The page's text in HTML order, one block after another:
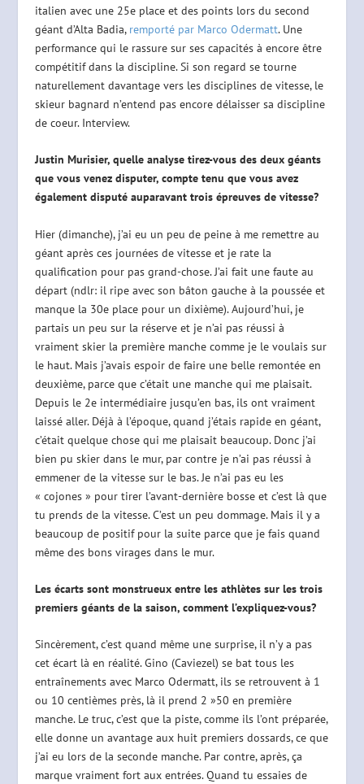
italien avec une 25e place et des points lors du second
géant d’Alta Badia, remporté par Marco Odermatt. Une
performance qui le rassure sur ses capacités à encore être
compétitif dans la discipline. Si son regard se tourne
naturellement davantage vers les disciplines de vitesse, le
skieur bagnard n’entend pas encore délaisser sa discipline
de coeur. Interview.
Justin Murisier, quelle analyse tirez-vous des deux géants
que vous venez disputer, compte tenu que vous avez
également disputé auparavant trois épreuves de vitesse?
Hier (dimanche), j’ai eu un peu de peine à me remettre au
géant après ces journées de vitesse et je rate la
qualification pour pas grand-chose. J’ai fait une faute au
départ (ndlr: il ripe avec son bâton gauche à la poussée et
manque la 30e place pour un dixième). Aujourd’hui, je
partais un peu sur la réserve et je n’ai pas réussi à
vraiment skier la première manche comme je le voulais sur
le haut. Mais j’avais espoir de faire une belle remontée en
deuxième, parce que c’était une manche qui me plaisait.
Depuis le 2e intermédiaire jusqu’en bas, ils ont vraiment
laissé aller. Déjà à l’époque, quand j’étais rapide en géant,
c’était quelque chose qui me plaisait beaucoup. Donc j’ai
bien pu skier dans le mur, par contre je n’ai pas réussi à
emmener de la vitesse sur le bas. Je n’ai pas eu les
« cojones » pour tirer l’avant-dernière bosse et c’est là que
tu prends de la vitesse. C’est un peu dommage. Mais il y a
beaucoup de positif pour la suite parce que je fais quand
même des bons virages dans le mur.
Les écarts sont monstrueux entre les athlètes sur les trois
premiers géants de la saison, comment l’expliquez-vous?
Sincèrement, c’est quand même une surprise, il n’y a pas
cet écart là en réalité. Gino (Caviezel) se bat tous les
entraînements avec Marco Odermatt, ils se retrouvent à 1
ou 10 centièmes près, là il prend 2 »50 en première
manche. Le truc, c’est que la piste, comme ils l’ont préparée,
elle donne un avantage aux huit premiers dossards, ce que
j’ai eu lors de la seconde manche. Par contre, après, ça
marque vraiment fort aux entrées. Quand tu essaies de